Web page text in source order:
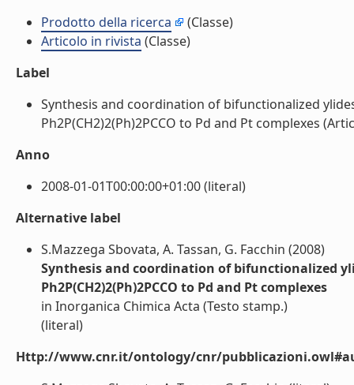
Prodotto della ricerca
(Classe)
Articolo in rivista (Classe)
Label
Synthesis and coordination of bifunctionalized
Ph2P(CH2)2(Ph)2PCCO to Pd and Pt complexes
Anno
2008-01-01T00:00:00+01:00 (literal)
Alternative label
S.Mazzega Sbovata, A. Tassan, G. Facchin (2008)
Synthesis and coordination of bifunctionalized
Ph2P(CH2)2(Ph)2PCCO to Pd and Pt complexes
in Inorganica Chimica Acta (Testo stamp.)
(literal)
Http://www.cnr.it/ontology/cnr/